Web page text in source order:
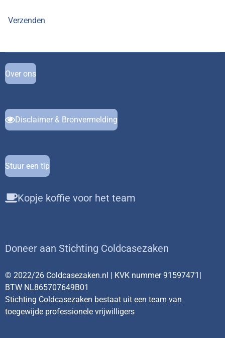
Verzenden
Over ons
Disclaimer & Bronvermelding
Stuur een tip
Kopje koffie voor het team
Doneer aan Stichting Coldcasezaken
© 2022/26 Coldcasezaken.nl | KVK nummer 91597471|
BTW NL865707649B01
Stichting Coldcasezaken bestaat uit een team van
toegewijde professionele vrijwilligers